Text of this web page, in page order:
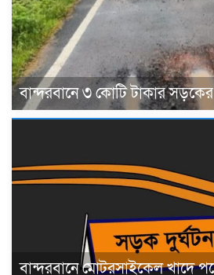
বান্দরবানে ৩ কোটি টাকার সড়কের
বান্দরবানে মোটরসাইকেল খাদে